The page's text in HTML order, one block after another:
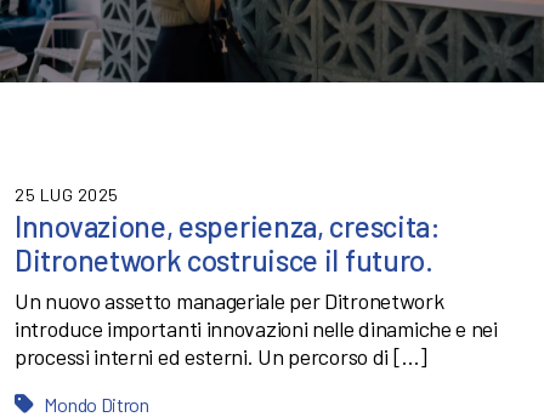
25 LUG 2025
Innovazione, esperienza, crescita:
Ditronetwork costruisce il futuro.
Un nuovo assetto manageriale per Ditronetwork
introduce importanti innovazioni nelle dinamiche e nei
processi interni ed esterni. Un percorso di […]
Mondo Ditron